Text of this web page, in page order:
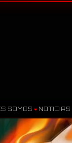
SOMOS NOTICIAS